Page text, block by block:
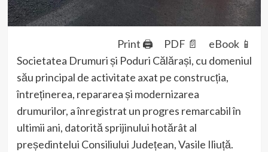
Print 🖨 PDF 📄
eBook 📱
Societatea Drumuri și Poduri Călărași, cu domeniul
său principal de activitate axat pe construcția,
întreținerea, repararea și modernizarea
drumurilor, a înregistrat un progres remarcabil în
ultimii ani, datorită sprijinului hotărât al
președintelui Consiliului Județean, Vasile Iliuță.